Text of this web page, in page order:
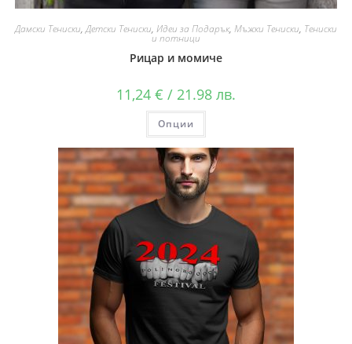
Дамски Тениски,Детски Тениски, Идеи за Подарък, Мъжки Тениски, Тениски
и потници
Рицар и момиче
11,24 € / 21.98 лв.
Опции